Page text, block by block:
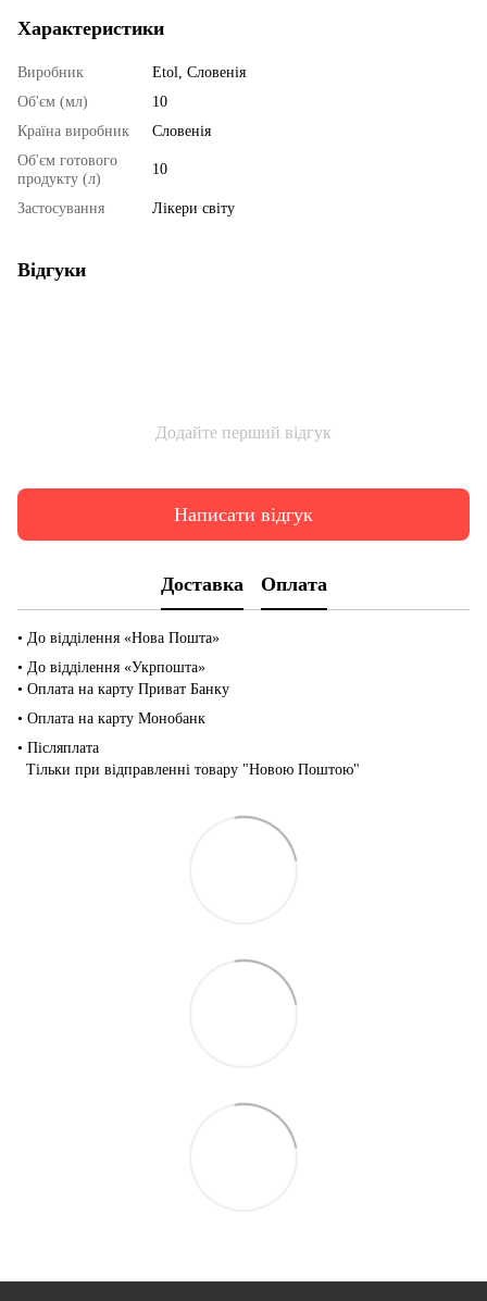
Характеристики
Виробник
Etol, Словенія
Об'єм (мл)
10
Країна виробник
Словенія
Об'єм готового
продукту (л)
10
Застосування Лікери світу
Відгуки
Додайте перший відгук
Написати відгук
Доставка Оплата
• До відділення «Нова Пошта»
• До відділення «Укрпошта»
• Оплата на карту Приват Банку
• Оплата на карту Монобанк
• Післяплата
Тільки при відправленні товару "Новою Поштою"